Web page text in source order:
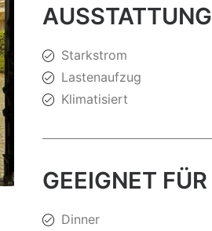
AUSSTATTUNG
Starkstrom
Lastenaufzug
Klimatisiert
GEEIGNET FÜR
Dinner